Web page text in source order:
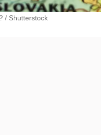
/ Shutterstock